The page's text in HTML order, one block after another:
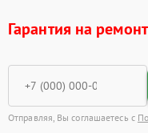
Гарантия на
Отправляя, Вы соглашаетесь с